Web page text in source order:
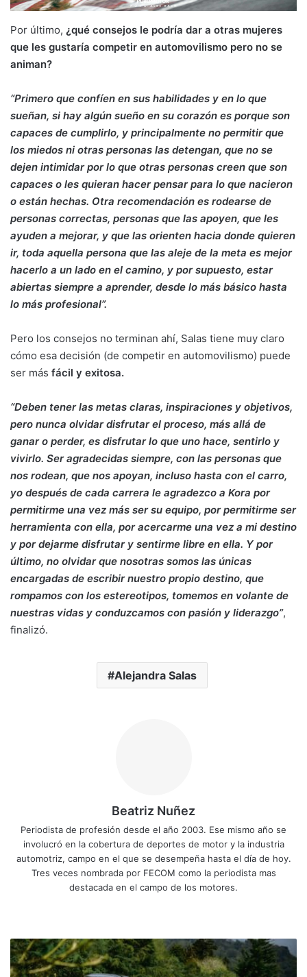
Por último, ¿qué consejos le podría dar a otras mujeres
que les gustaría competir en automovilismo pero no se
animan?
“Primero que confíen en sus habilidades y en lo que
sueñan, si hay algún sueño en su corazón es porque son
capaces de cumplirlo, y principalmente no permitir que
los miedos ni otras personas las detengan, que no se
dejen intimidar por lo que otras personas creen que son
capaces o les quieran hacer pensar para lo que nacieron
o están hechas. Otra recomendación es rodearse de
personas correctas, personas que las apoyen, que les
ayuden a mejorar, y que las orienten hacia donde quieren
ir, toda aquella persona que las aleje de la meta es mejor
hacerlo a un lado en el camino, y por supuesto, estar
abiertas siempre a aprender, desde lo más básico hasta
lo más profesional”.
Pero los consejos no terminan ahí, Salas tiene muy claro
cómo esa decisión (de competir en automovilismo) puede
ser más fácil y exitosa.
“Deben tener las metas claras, inspiraciones y objetivos,
pero nunca olvidar disfrutar el proceso, más allá de
ganar o perder, es disfrutar lo que uno hace, sentirlo y
vivirlo. Ser agradecidas siempre, con las personas que
nos rodean, que nos apoyan, incluso hasta con el carro,
yo después de cada carrera le agradezco a Kora por
permitirme una vez más ser su equipo, por permitirme ser
herramienta con ella, por acercarme una vez a mi destino
y por dejarme disfrutar y sentirme libre en ella. Y por
último, no olvidar que nosotras somos las únicas
encargadas de escribir nuestro propio destino, que
rompamos con los estereotipos, tomemos en volante de
nuestras vidas y conduzcamos con pasión y liderazgo”,
finalizó.
Alejandra Salas
Beatriz Nuñez
Periodista de profesión desde el año 2003. Ese mismo año se
involucró en la cobertura de deportes de motor y la industria
automotriz, campo en el que se desempeña hasta el día de hoy.
Tres veces nombrada por FECOM como la periodista mas
destacada en el campo de los motores.
VGV
U75
Plus,